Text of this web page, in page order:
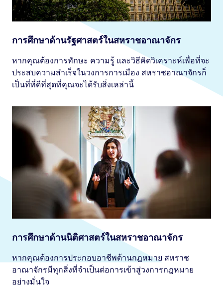
การศึกษาด้านรัฐศาสตร์ในสหราชอาณาจักร
หากคุณต้องการทักษะ ความรู้ และวิธีคิดวิเคราะห์เพื่อที่จะ
ประสบความสำเร็จในวงการการเมือง สหราชอาณาจักรก็
เป็นที่ที่ดีที่สุดที่คุณจะได้รับสิ่งเหล่านี้
การศึกษาด้านนิติศาสตร์ในสหราชอาณาจักร
หากคุณต้องการประกอบอาชีพด้านกฎหมาย สหราช
อาณาจักรมีทุกสิ่งที่จำเป็นต่อการเข้าสู่วงการกฎหมาย
อย่างมั่นใจ